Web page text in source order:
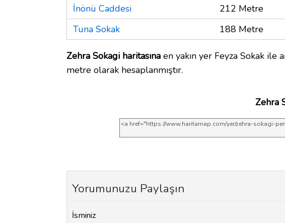
İnönü Caddesi
212 Metre
Tuna Sokak
188 Metre
Zehra Sokagi haritasına en yakın yer Feyza Sokak ile
metre olarak hesaplanmıştır.
Zehra
Yorumunuzu Paylaşın
İsminiz